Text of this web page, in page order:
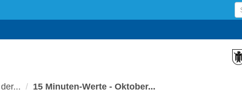
15 Minuten-Werte - Oktober...